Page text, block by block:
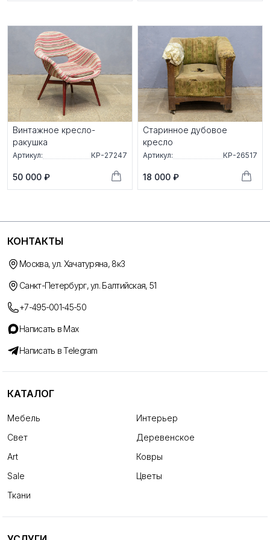
Винтажное кресло-
ракушка
Артикул: КР-27247
50 000 ₽
Старинное дубовое
кресло
Артикул: КР-26517
18 000 ₽
КОНТАКТЫ
Москва, ул. Хачатуряна, 8к3
Санкт-Петербург, ул. Балтийская, 51
+7-495-001-45-50
Написать в Max
Написать в Telegram
КАТАЛОГ
Мебель
Интерьер
Свет
Деревенское
Art
Ковры
Sale
Цветы
Ткани